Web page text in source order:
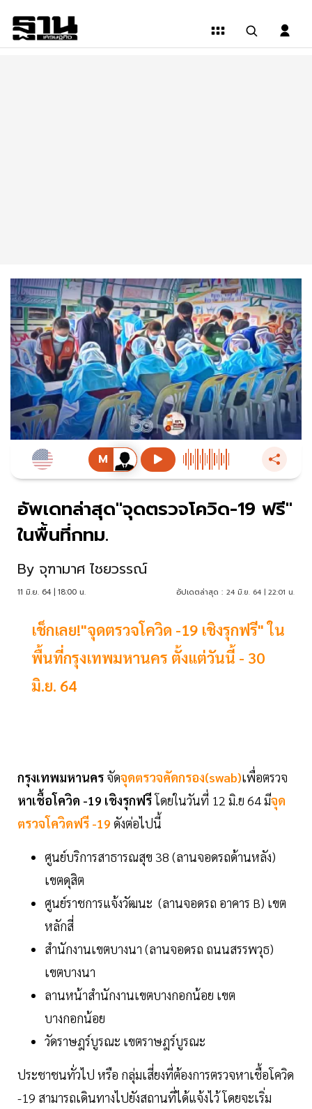
อัพเดทล่าสุด"จุดตรวจโควิด-19 ฟรี"
ในพื้นที่กทม.
By จุฑามาศ ไชยวรรณ์
11 มิ.ย. 64 | 18:00 น. อัปเดตล่าสุด : 24 มิ.ย. 64 | 22:01 น.
เช็กเลย!"จุดตรวจโควิด -19 เชิงรุกฟรี" ใน
พื้นที่กรุงเทพมหานคร ตั้งแต่วันนี้ - 30
มิ.ย. 64
กรุงเทพมหานคร จัดจุดตรวจคัดกรอง(swab)เพื่อตรวจ
หาเชื้อโควิด -19 เชิงรุกฟรีโดยในวันที่ 12 มิ.ย 64 มีจุด
ตรวจโควิดฟรี -19 ดังต่อไปนี้
ศูนย์บริการสาธารณสุข 38 (ลานจอดรถด้านหลัง)
เขตดุสิต
ศูนย์ราชการแจ้งวัฒนะ (ลานจอดรถ อาคาร B) เขต
หลักสี่
สำนักงานเขตบางนา (ลานจอดรถ ถนนสรรพวุธ)
เขตบางนา
ลานหน้าสำนักงานเขตบางกอกน้อย เขต
บางกอกน้อย
วัดราษฎร์บูรณะ เขตราษฎร์บูรณะ
ประชาชนทั่วไป หรือ กลุ่มเสี่ยงที่ต้องการตรวจหาเชื้อโควิด
-19 สามารถเดินทางไปยังสถานที่ได้แจ้งไว้ โดยจะเริ่ม